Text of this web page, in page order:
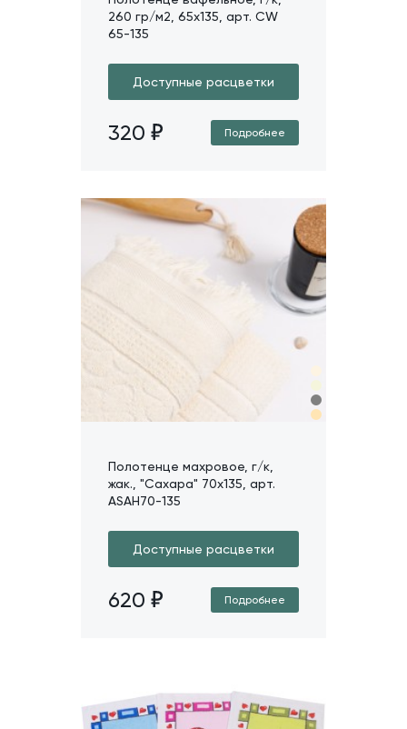
260 гр/м2, 65х135, арт. CW
65-135
Доступные расцветки
320 Подробнее
Полотенце махровое, г/к,
жак., "Сахара" 70х135, арт.
ASAH70-135
Доступные расцветки
620 Подробнее